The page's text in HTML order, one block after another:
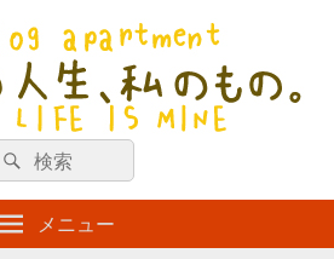
もの。【新館】
検
対
:
検
索
メニュー